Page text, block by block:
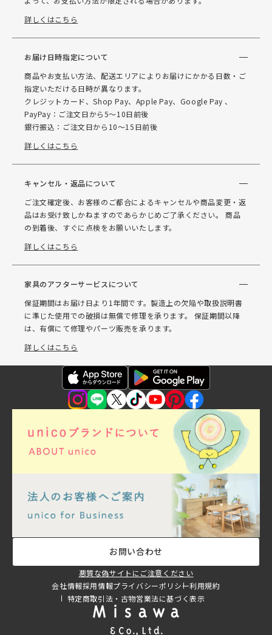
詳しくはこちら
お届け日時指定について
商品やお支払い方法、配送エリアによりお届けにかかる日数・ご
指定いただける日時が異なります。
クレジットカード、Shop Pay、Apple Pay、Google Pay 、
PayPay：ご注文日から5～10日前後
銀行振込：ご注文日から10～15日前後
詳しくはこちら
キャンセル・返品について
ご注文確定後、お客様のご都合によるキャンセルや商品変更・返
品はお受け致しかねますのであらかじめご了承ください。 商品
の到着後、すぐに点検をお願いいたします。
詳しくはこちら
家具のアフターサービスについて
保証期間はお届け日より1年間です。製造上の欠陥や取扱説明書
に準じた使用での破損は無償で修理を承ります。 保証期間以降
は、有償にて修理やパーツ販売を承ります。
詳しくはこちら
お問い合わせ
悪質な偽サイトにご注意ください
会社情報採用情報プライバシーポリシー利用規約
特定商取引法・古物営業法に基づく表示